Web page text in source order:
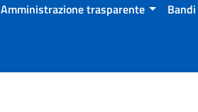
Amministrazione trasparente